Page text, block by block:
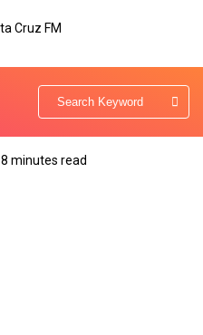
8 minutes read